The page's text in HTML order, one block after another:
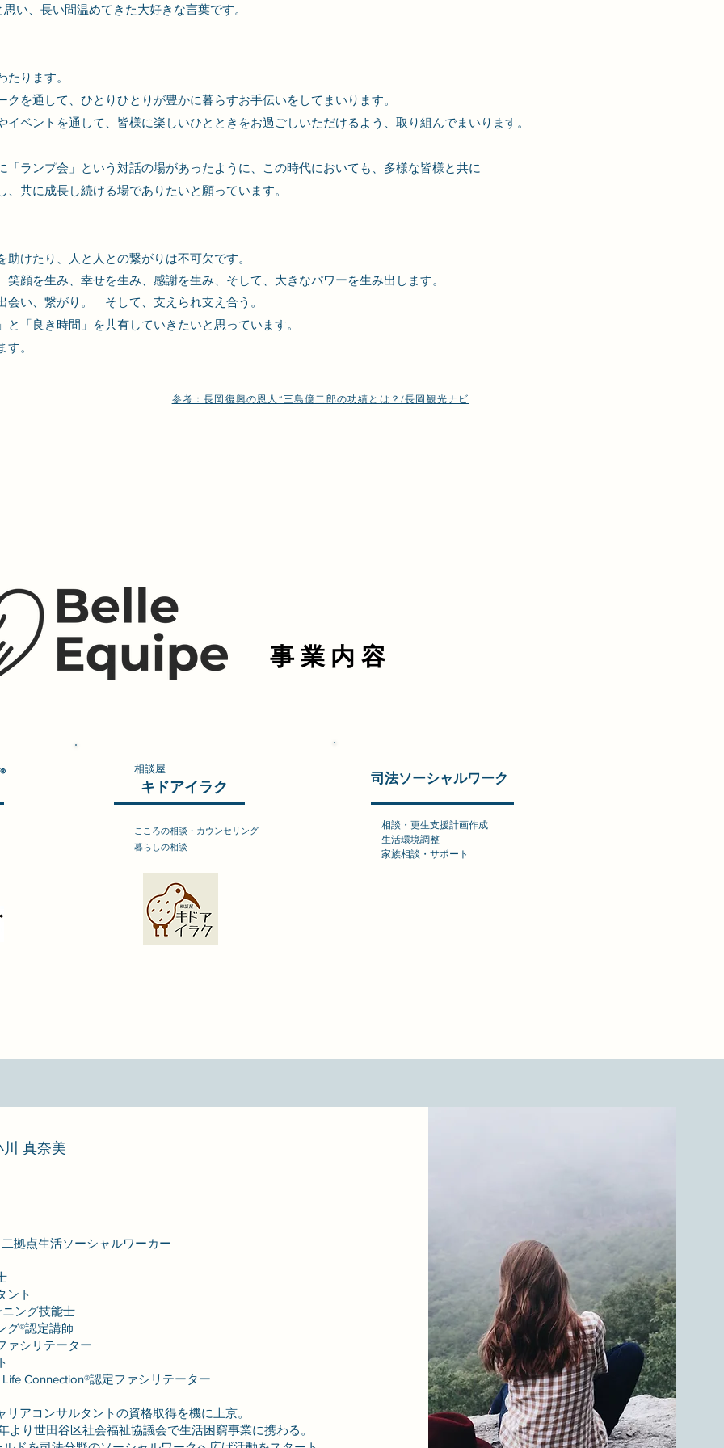
い、長い間温めてきた大好きな言葉です。
ります。
を通して、ひとりひとりが豊かに暮らすお手伝いをしてまいります。
ベントを通して、皆様に楽しいひとときをお過ごしいただけるよう、取り組んでまいります。
「ランプ会」という対話の場があったように、 この時代においても、多様な皆様と共に
共に成長し続ける場でありたいと願っています。
けたり、人と人との繋がりは不可欠です。
顔を生み、幸せを生み、感謝を生み、そして、大きなパワーを生み出します。
会い、繋がり。 そして、支えられ支え合う。
「良き時間」を共有していきたいと思っています。
。
参考：長岡復興の恩人“三島億二郎の功績とは？/長岡観光ナビ
事業内容
相談屋
キドアイラク
こころの相談・カウンセリング
暮らしの相談
司法ソーシャルワーク
​相談・更生支援計画作成
生活環境調整
​家族相談・サポート
真奈美
二拠点生活ソーシャルワーカー
ト
グ技能士
グ®認定講師
シリテーター
認定ファシリテーター
アコンサルタントの資格取得を機に上京。
より世田谷区社会福祉協議会で⽣活困窮事業に携わる。